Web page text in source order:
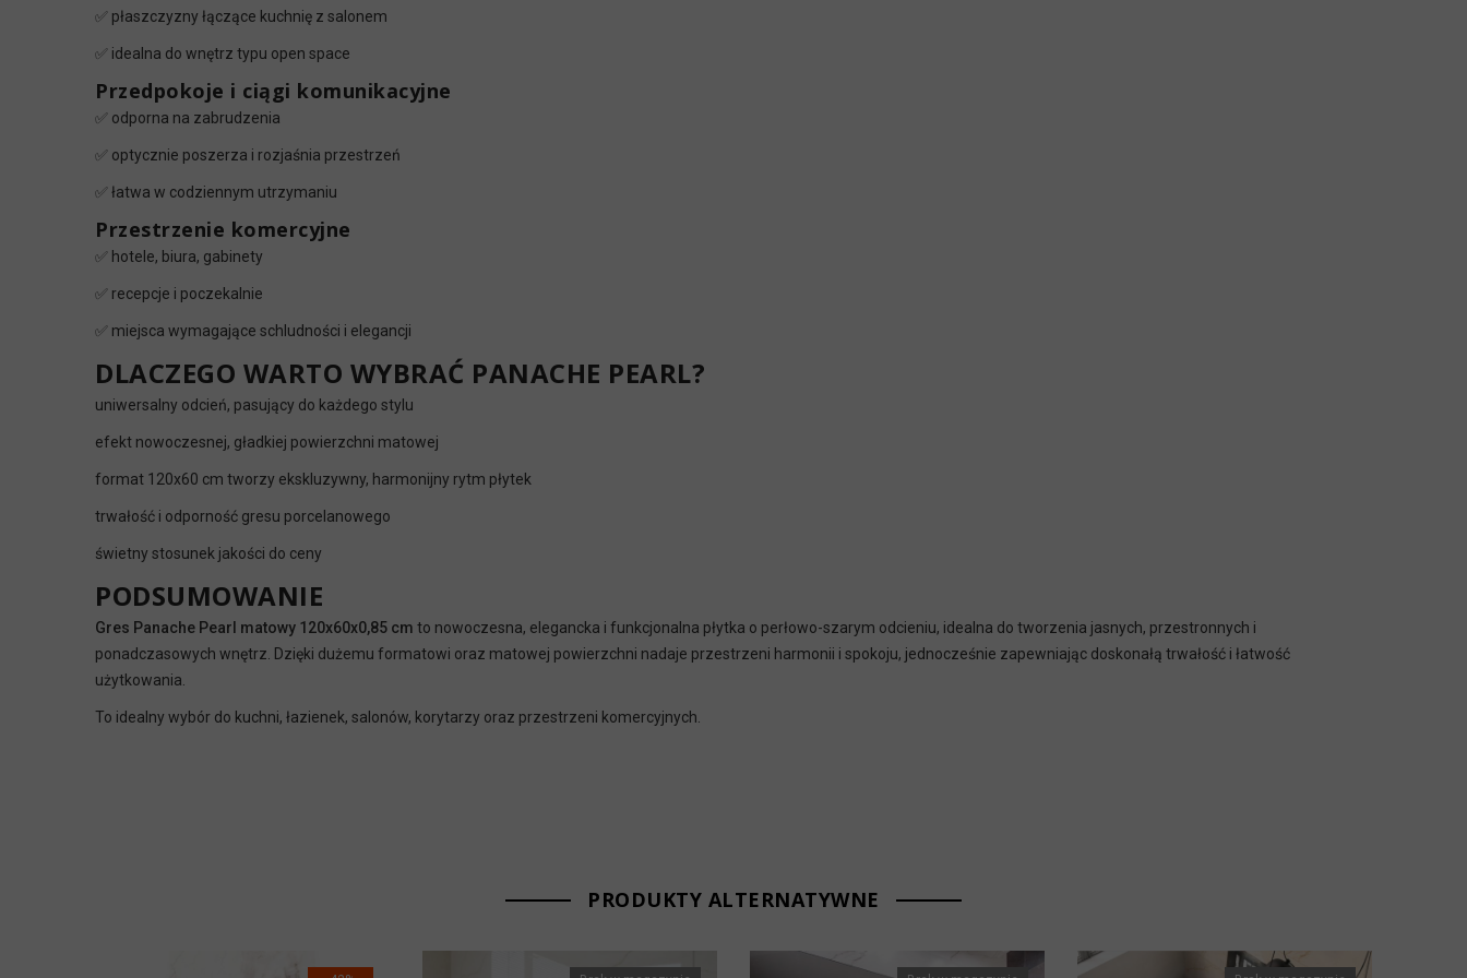
✅ płaszczyzny łączące kuchnię z salonem
✅ idealna do wnętrz typu open space
Przedpokoje i ciągi komunikacyjne
✅ odporna na zabrudzenia
✅ optycznie poszerza i rozjaśnia przestrzeń
✅ łatwa w codziennym utrzymaniu
Przestrzenie komercyjne
✅ hotele, biura, gabinety
✅ recepcje i poczekalnie
✅ miejsca wymagające schludności i elegancji
DLACZEGO WARTO WYBRAĆ PANACHE PEARL?
uniwersalny odcień, pasujący do każdego stylu
efekt nowoczesnej, gładkiej powierzchni matowej
format 120x60 cm tworzy ekskluzywny, harmonijny rytm płytek
trwałość i odporność gresu porcelanowego
świetny stosunek jakości do ceny
PODSUMOWANIE
Gres Panache Pearl matowy 120x60x0,85 cm to nowoczesna, elegancka i funkcjonalna płytka o perłowo-szarym odcieniu, idealna do tworzenia jasnych, przestronnych i
ponadczasowych wnętrz. Dzięki dużemu formatowi oraz matowej powierzchni nadaje przestrzeni harmonii i spokoju, jednocześnie zapewniając doskonałą trwałość i łatwość
użytkowania.
To idealny wybór do kuchni, łazienek, salonów, korytarzy oraz przestrzeni komercyjnych.
PRODUKTY ALTERNATYWNE